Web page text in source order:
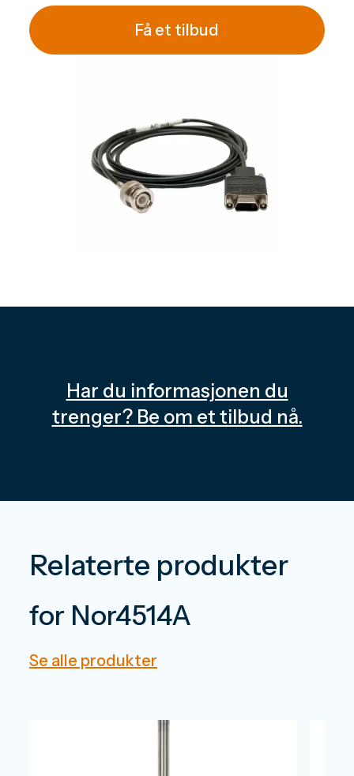
Få et tilbud
Har du informasjonen du
trenger? Be om et tilbud nå.
Relaterte produkter
for Nor4514A
Se alle produkter